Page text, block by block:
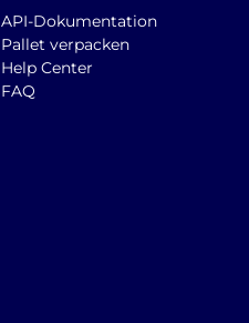
API-Dokumentation
Pallet verpacken
Help Center
FAQ